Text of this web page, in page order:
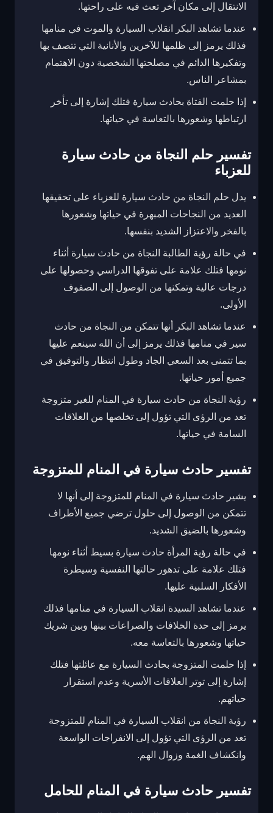
الانتقال إلى مكان آخر تعث فيه على راحتها.
عندما تشاهد البكر انقلاب السيارة والموت في منامها
فذلك يرمز إلى ظلمها للآخرين والأنانية التي تتصف بها
وتفكيرها الدائم في مصلحتها الشخصية دون الاهتمام
بمشاعر الناس.
إذا حلمت الفتاة بحادث سيارة فتلك إشارة إلى تأخر
ارتباطها وشعورها بالتعاسة في حياتها.
تفسير حلم النجاة من حادث سيارة
للعزباء
يدل حلم النجاة من حادث سيارة للعزباء على تحقيقها
العديد من النجاحات المبهرة في حياتها وشعورها
بالفخر والاعتزاز الشديد بنفسها.
في حالة رؤية الطالبة النجاة من حادث سيارة أثناء
نومها فتلك علامة على تفوقها الدراسي وحصولها على
درجات عالية وتمكنها من الوصول إلى الصفوف
الأولى.
عندما تشاهد البكر أنها تتمكن من النجاة من حادث
سير في منامها فذلك يرمز إلى أن الله سينعم عليها
بما تتمنى بعد السعي الجاد وطول انتظار والتوفيق في
جميع أمور حياتها.
رؤية النجاة من حادث سيارة في المنام للغير متزوجة
تعد من الرؤى التي تؤول إلى تخلصها من العلاقات
السامة في حياتها.
تفسير حادث سيارة في المنام للمتزوجة
يشير حادث سيارة في المنام للمتزوجة إلى أنها لا
تتمكن من الوصول إلى حلول ترضي جميع الأطراف
وشعورها بالضيق الشديد.
في حالة رؤية المرأة حادث سيارة بسيط أثناء نومها
فتلك علامة على تدهور حالتها النفسية وسيطرة
الأفكار السلبية عليها.
عندما تشاهد السيدة انقلاب السيارة في منامها فذلك
يرمز إلى حدة الخلافات والصراعات بينها وبين شريك
حياتها وشعورها بالتعاسة معه.
إذا حلمت المتزوجة بحادث السيارة مع عائلتها فتلك
إشارة إلى توتر العلاقات الأسرية وعدم استقرار
حياتهم.
رؤية النجاة من انقلاب السيارة في المنام للمتزوجة
تعد من الرؤى التي تؤول إلى الانفراجات الواسعة
وانكشاف الغمة وزوال الهم.
تفسير حادث سيارة في المنام للحامل